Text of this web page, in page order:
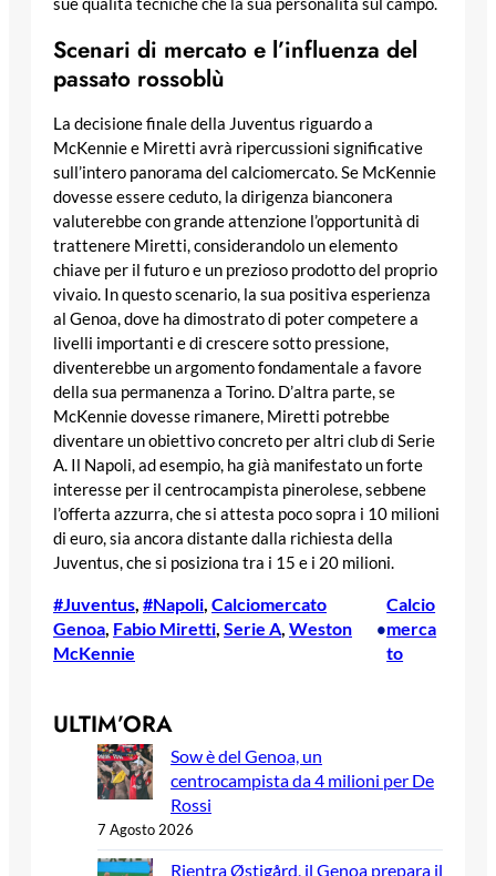
Scenari di mercato e l’influenza del
passato rossoblù
La decisione finale della Juventus riguardo a
McKennie e Miretti avrà ripercussioni significative
sull’intero panorama del calciomercato. Se McKennie
dovesse essere ceduto, la dirigenza bianconera
valuterebbe con grande attenzione l’opportunità di
trattenere Miretti, considerandolo un elemento
chiave per il futuro e un prezioso prodotto del proprio
vivaio. In questo scenario, la sua positiva esperienza
al Genoa, dove ha dimostrato di poter competere a
livelli importanti e di crescere sotto pressione,
diventerebbe un argomento fondamentale a favore
della sua permanenza a Torino. D’altra parte, se
McKennie dovesse rimanere, Miretti potrebbe
diventare un obiettivo concreto per altri club di Serie
A. Il Napoli, ad esempio, ha già manifestato un forte
interesse per il centrocampista pinerolese, sebbene
l’offerta azzurra, che si attesta poco sopra i 10 milioni
di euro, sia ancora distante dalla richiesta della
Juventus, che si posiziona tra i 15 e i 20 milioni.
#Juventus #Napoli Calciomercato
Genoa Fabio Miretti Serie A Weston
McKennie
•
Calcio
merca
to
ULTIM’ORA
Sow è del Genoa, un
centrocampista da 4 milioni per De
Rossi
7 Agosto 2026
Rientra Østigård, il Genoa prepara il